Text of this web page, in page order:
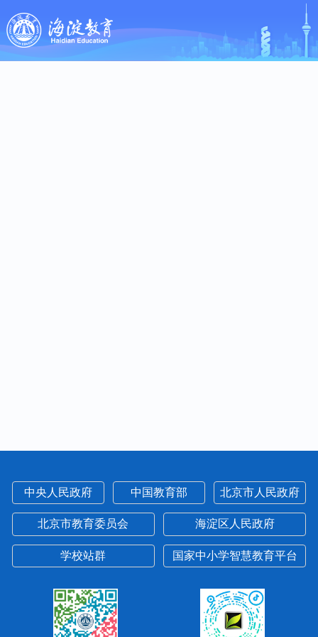
中央人民政府 中国教育部 北京市人民政府
北京市教育委员会 海淀区人民政府
学校站群 国家中小学智慧教育平台